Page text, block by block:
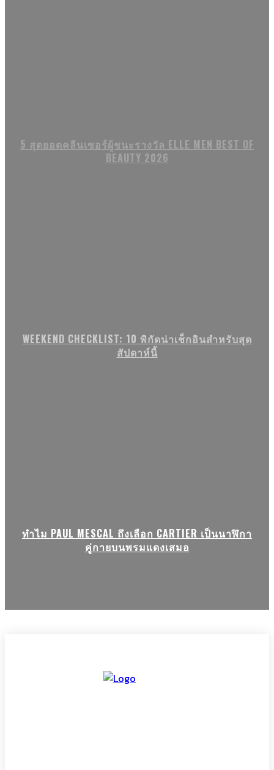
5 สุดยอดคลีนเซอร์ผู้ชนะรางวัล ELLE MEN BEST OF
BEAUTY 2026
WEEKEND CHECKLIST: 10 พิกัดน่าเช็กอินสำหรับสุด
สัปดาห์นี้
ทำไม PAUL MESCAL ถึงเลือก CARTIER เป็นนาฬิกา
คู่กายบนพรมแดงเสมอ